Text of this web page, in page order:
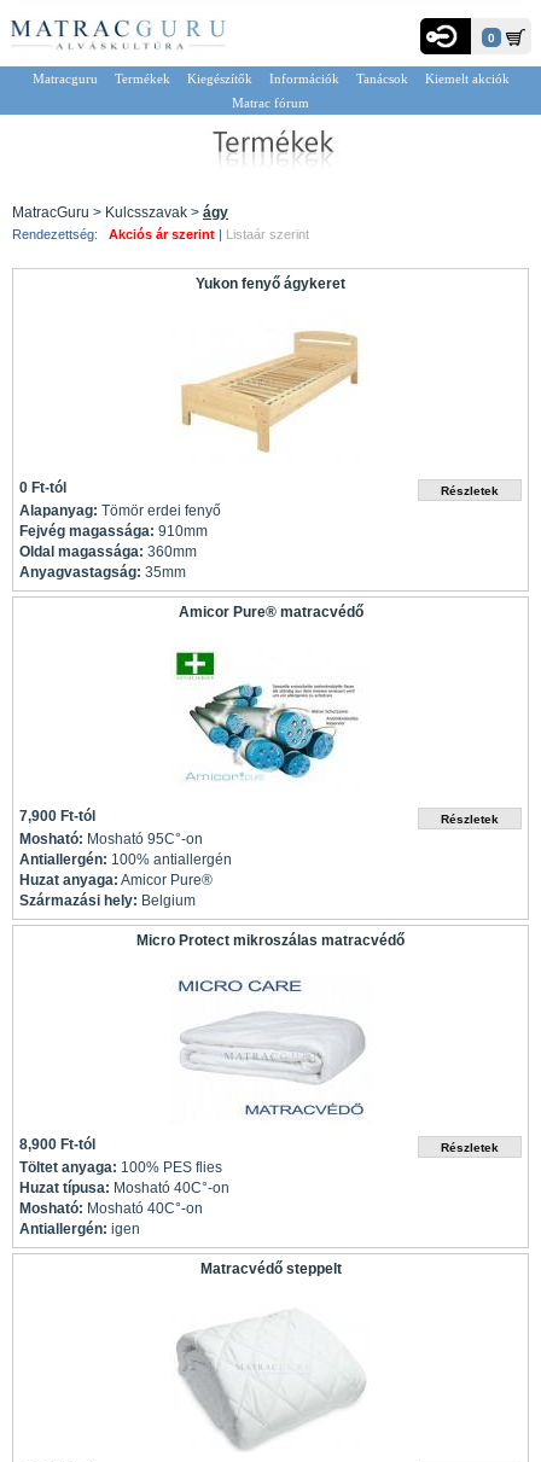
0
Matracguru Termékek Kiegészítők Információk Tanácsok
Kiemelt akciók
Matrac fórum
MatracGuru > Kulcsszavak > ágy
Rendezettség: Akciós ár szerint | Listaár szerint
Yukon fenyő ágykeret
0 Ft-tól
Alapanyag: Tömör erdei fenyő
Fejvég magassága: 910mm
Oldal magassága: 360mm
Anyagvastagság: 35mm
Amicor Pure® matracvédő
7,900 Ft-tól
Mosható: Mosható 95C°-on
Antiallergén: 100% antiallergén
Huzat anyaga: Amicor Pure®
Származási hely: Belgium
Micro Protect mikroszálas matracvédő
8,900 Ft-tól
Töltet anyaga: 100% PES flies
Huzat típusa: Mosható 40C°-on
Mosható: Mosható 40C°-on
Antiallergén: igen
Matracvédő steppelt